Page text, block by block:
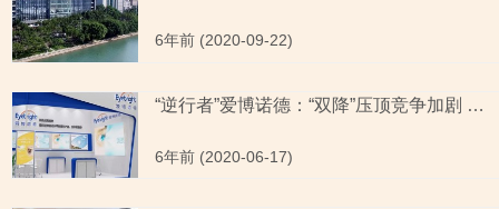
6年前 (2020-09-22)
“逆行者”爱博诺德：“双降”压顶竞争加剧 募资额或遭“催肥”
6年前 (2020-06-17)